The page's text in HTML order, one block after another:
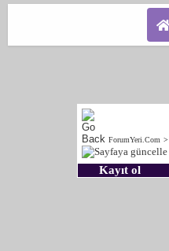
ForumYeri.Com >
Kayıt ol